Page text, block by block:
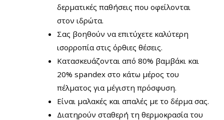
δερματικές παθήσεις που οφείλονται
στον ιδρώτα.
Σας βοηθούν να επιτύχετε καλύτερη
ισορροπία στις όρθιες θέσεις.
Κατασκευάζονται από 80% βαμβάκι και
20% spandex στο κάτω μέρος του
πέλματος για μέγιστη πρόσφυση.
Είναι μαλακές και απαλές με το δέρμα σας.
Διατηρούν σταθερή τη θερμοκρασία του